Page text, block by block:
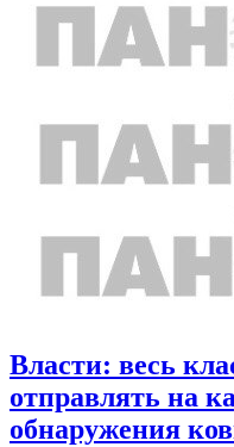
Власти: весь
отправлять на
обнаружения